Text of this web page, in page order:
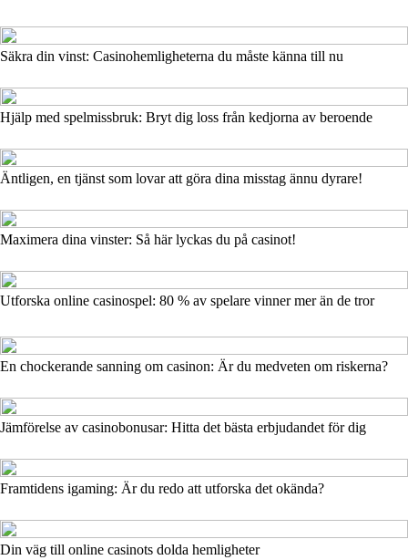
Säkra din vinst: Casinohemligheterna du måste känna till nu
Hjälp med spelmissbruk: Bryt dig loss från kedjorna av beroende
Äntligen, en tjänst som lovar att göra dina misstag ännu dyrare!
Maximera dina vinster: Så här lyckas du på casinot!
Utforska online casinospel: 80 % av spelare vinner mer än de tror
En chockerande sanning om casinon: Är du medveten om riskerna?
Jämförelse av casinobonusar: Hitta det bästa erbjudandet för dig
Framtidens igaming: Är du redo att utforska det okända?
Din väg till online casinots dolda hemligheter